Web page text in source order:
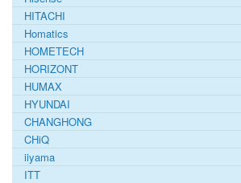
HITACHI
Homatics
HOMETECH
HORIZONT
HUMAX
HYUNDAI
CHANGHONG
CHiQ
iiyama
ITT